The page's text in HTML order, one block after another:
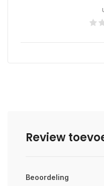
Review
Beoordeling